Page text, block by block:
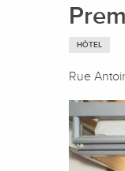
HÔTEL
Rue